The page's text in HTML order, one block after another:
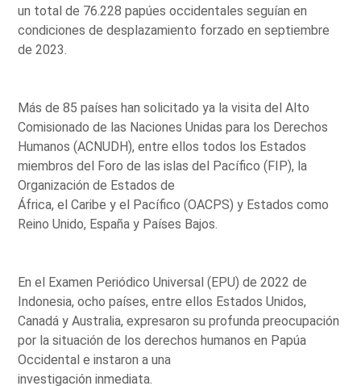
un total de 76.228 papúes occidentales seguían en
condiciones de desplazamiento forzado en septiembre
de 2023.
Más de 85 países han solicitado ya la visita del Alto
Comisionado de las Naciones Unidas para los Derechos
Humanos (ACNUDH), entre ellos todos los Estados
miembros del Foro de las islas del Pacífico (FIP), la
Organización de Estados de
África, el Caribe y el Pacífico (OACPS) y Estados como
Reino Unido, España y Países Bajos.
En el Examen Periódico Universal (EPU) de 2022 de
Indonesia, ocho países, entre ellos Estados Unidos,
Canadá y Australia, expresaron su profunda preocupación
por la situación de los derechos humanos en Papúa
Occidental e instaron a una
investigación inmediata.